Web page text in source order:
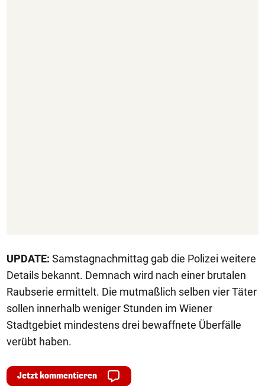
UPDATE: Samstagnachmittag gab die Polizei weitere
Details bekannt. Demnach wird nach einer brutalen
Raubserie ermittelt. Die mutmaßlich selben vier Täter
sollen innerhalb weniger Stunden im Wiener
Stadtgebiet mindestens drei bewaffnete Überfälle
verübt haben.
Jetzt kommentieren